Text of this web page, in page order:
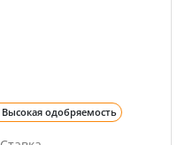
Высокая одобряемость